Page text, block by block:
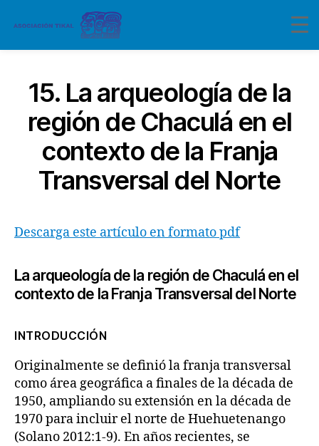
15. La arqueología de la
región de Chaculá en el
contexto de la Franja
Transversal del Norte
Descarga este artículo en formato pdf
La arqueología de la región de Chaculá en el
contexto de la Franja Transversal del Norte
INTRODUCCIÓN
Originalmente se definió la franja transversal
como área geográfica a finales de la década de
1950, ampliando su extensión en la década de
1970 para incluir el norte de Huehuetenango
(Solano 2012:1-9). En años recientes, se